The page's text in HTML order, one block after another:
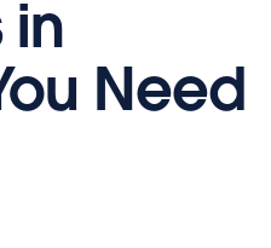
in
Need